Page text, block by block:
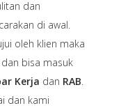
dan
di awal.
oleh klien maka
dan bisa masuk
Kerja dan RAB.
dan kami